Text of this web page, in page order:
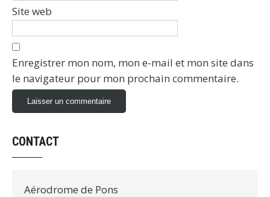
Site web
Enregistrer mon nom, mon e-mail et mon site dans
le navigateur pour mon prochain commentaire.
CONTACT
Aérodrome de Pons